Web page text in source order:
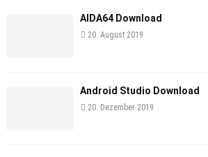
AIDA64 Download
20. August 2019
Android Studio Download
20. Dezember 2019